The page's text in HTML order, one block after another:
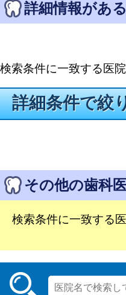
詳細情報があ
検索条件に一致する医
詳細条件で絞
その他の歯科
検索条件に一致する